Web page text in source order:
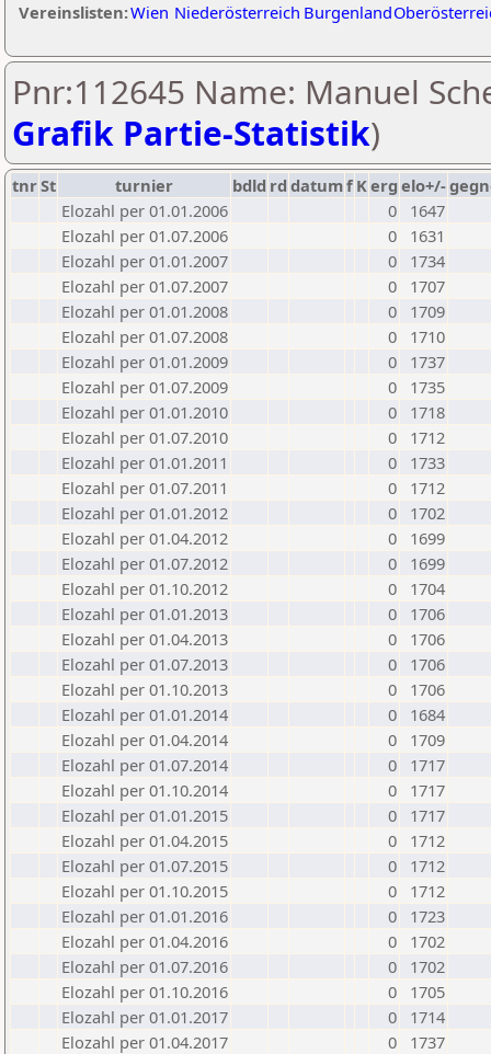
Vereinslisten:Wien Niederösterreich Burgenland
Pnr:112645 Name: Manuel
Grafik Partie-Statistik)
tnrSt turnier bdld rd datumf Kerg elo+/-
Elozahl per 01.01.2006
0
1647
Elozahl per 01.07.2006
0
1631
Elozahl per 01.01.2007
0
1734
Elozahl per 01.07.2007
0
1707
Elozahl per 01.01.2008
0
1709
Elozahl per 01.07.2008
0
1710
Elozahl per 01.01.2009
0
1737
Elozahl per 01.07.2009
0
1735
Elozahl per 01.01.2010
0
1718
Elozahl per 01.07.2010
0
1712
Elozahl per 01.01.2011
0
1733
Elozahl per 01.07.2011
0
1712
Elozahl per 01.01.2012
0
1702
Elozahl per 01.04.2012
0
1699
Elozahl per 01.07.2012
0
1699
Elozahl per 01.10.2012
0
1704
Elozahl per 01.01.2013
0
1706
Elozahl per 01.04.2013
0
1706
Elozahl per 01.07.2013
0
1706
Elozahl per 01.10.2013
0
1706
Elozahl per 01.01.2014
0
1684
Elozahl per 01.04.2014
0
1709
Elozahl per 01.07.2014
0
1717
Elozahl per 01.10.2014
0
1717
Elozahl per 01.01.2015
0
1717
Elozahl per 01.04.2015
0
1712
Elozahl per 01.07.2015
0
1712
Elozahl per 01.10.2015
0
1712
Elozahl per 01.01.2016
0
1723
Elozahl per 01.04.2016
0
1702
Elozahl per 01.07.2016
0
1702
Elozahl per 01.10.2016
0
1705
Elozahl per 01.01.2017
0
1714
Elozahl per 01.04.2017
0
1737